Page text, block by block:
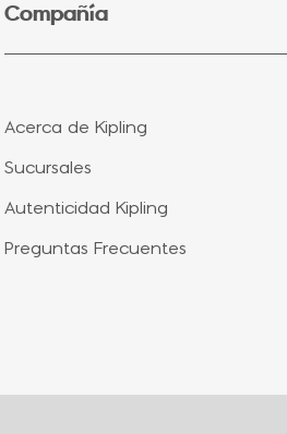
Compañía
Acerca de Kipling
Sucursales
Autenticidad Kipling
Preguntas Frecuentes